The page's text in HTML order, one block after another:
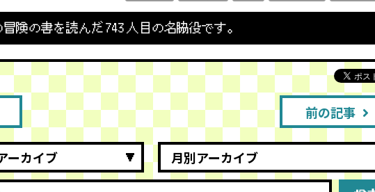
険の書を読んだ 743 人目の名脇役です。
前の記事